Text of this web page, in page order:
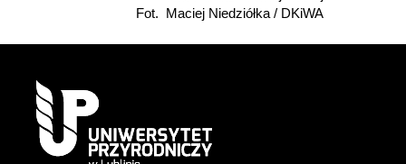
Fot. Maciej Niedziółka / DKiWA